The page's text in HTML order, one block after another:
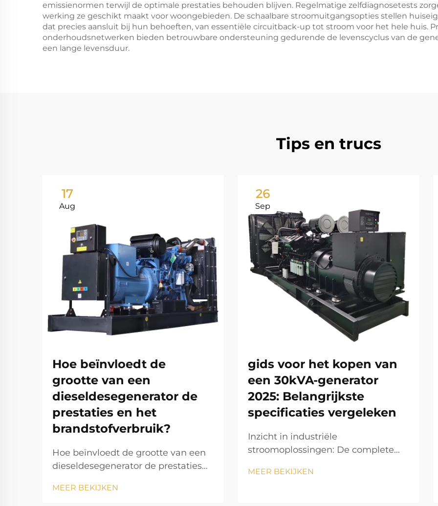
emissienormen terwijl de optimale prestaties behouden blijven. Regelmatige zelfdiagnosetests
werking ze geschikt maakt voor woongebieden. De schaalbare stroomuitgangsopties stellen
dat precies aansluit bij hun behoeften, van essentiële circuitback-up tot stroom voor het hele huis.
onderhoudsnetwerken bieden betrouwbare ondersteuning gedurende de levenscyclus van de
een lange levensduur.
Tips en trucs
17
Aug
Hoe beïnvloedt de
grootte van een
dieseldesegenerator de
prestaties en het
brandstofverbruik?
Hoe beïnvloedt de grootte van een
dieseldesegenerator de prestaties
dieseldesegenerator is een van de
MEER BEKIJKEN
26
Sep
gids voor het kopen van
een 30kVA-generator
2025: Belangrijkste
specificaties vergeleken
Inzicht in industriële
stroomoplossingen: De complete
betreft betrouwbare
MEER BEKIJKEN